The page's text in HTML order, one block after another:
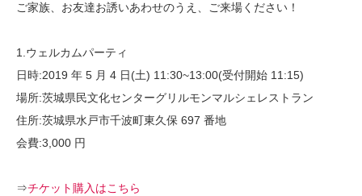
ご家族、お友達お誘いあわせのうえ、ご来場ください！
1.ウェルカムパーティ
日時:2019 年 5 月 4 日(土) 11:30~13:00(受付開始 11:15)
場所:茨城県民文化センターグリルモンマルシェレストラン
住所:茨城県水戸市千波町東久保 697 番地
会費:3,000 円
⇒チケット購入はこちら
お知らせ